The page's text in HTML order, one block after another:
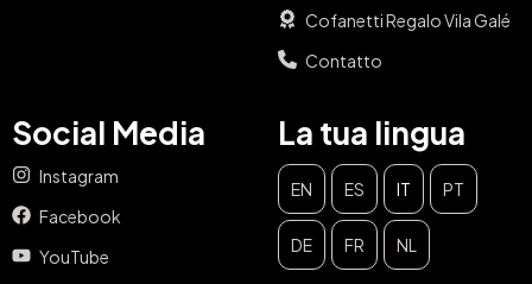
Cofanetti Regalo Vila Galé
Contatto
Social Media
Instagram
Facebook
YouTube
La tua lingua
EN ES IT PT
DE FR NL